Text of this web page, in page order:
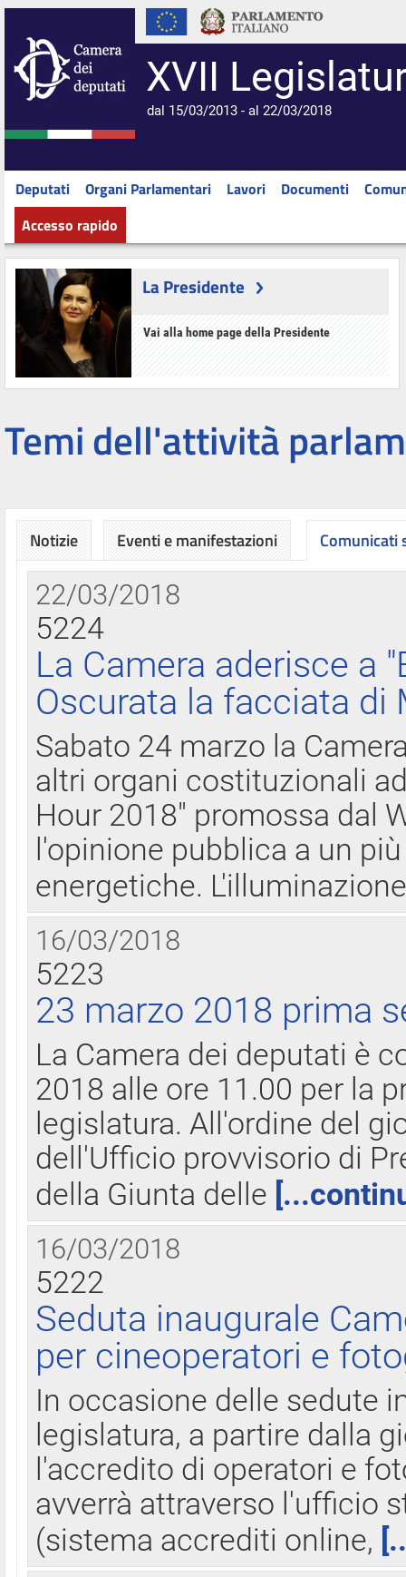
XVII
dal 15/03/2013 - al 22/03/2018
Deputati Organi Parlamentari Lavori Documenti
Accesso rapido
La Presidente
Vai alla home page della Presidente
Temi dell'attività
Notizie Eventi e manifestazioni Comunicati
22/03/2018
5224
La Camera aderisce a
Oscurata la facciata di
Sabato 24 marzo la
altri organi costituzionali
Hour 2018" promossa dal
l'opinione pubblica a un
energetiche.
16/03/2018
5223
23 marzo 2018 prima
La Camera dei deputati è
2018 alle ore 11.00 per la
legislatura. All'ordine del
dell'Ufficio provvisorio di
della Giunta delle
16/03/2018
5222
Seduta inaugurale
per cineoperatori e
In occasione delle sedute
legislatura, a partire dalla
l'accredito di operatori e
avverrà attraverso l'ufficio
(sistema accrediti online,